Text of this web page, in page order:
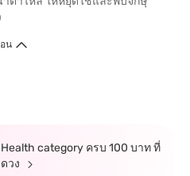
น
category ครบ 100 บาท ที่
วง